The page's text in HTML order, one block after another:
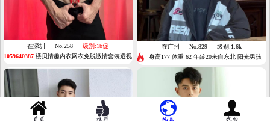
在深圳 No.258
级别:1b促
1059640387 楼贝情趣内衣网衣免脱激情套装透视
性感制服诱惑网衣型男士一件代发
在广州 No.829
级别:1.6k
身高177 体重 62 年龄20来自东北 阳光男孩